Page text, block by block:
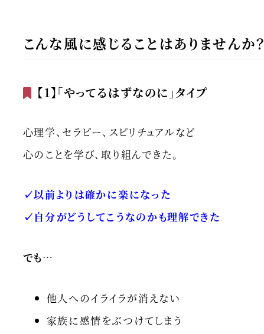
こんな風に感じることはありませんか？
【1】「やってるはずなのに」タイプ
心理学、セラピー、スピリチュアルなど
心のことを学び、取り組んできた。
✓以前よりは確かに楽になった
✓自分がどうしてこうなのかも理解できた
でも…
他人へのイライラが消えない
家族に感情をぶつけてしまう